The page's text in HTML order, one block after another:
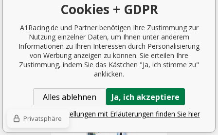
BMW Serie 4 Coupé 2013-...
Scheibenwischer (2 Varianten)
5.94 EUR
2-5 TAGE
Cookies + GDPR
A1Racing.de und Partner benötigen Ihre Zustimmung zur
Nutzung einzelner Daten, um Ihnen unter anderem
Informationen zu Ihren Interessen durch Personalisierung
von Werbung anzeigen zu können. Sie erteilen Ihre
Zustimmung, indem Sie das Kästchen "Ja, ich stimme zu"
anklicken.
Alles ablehnen Ja, ich akzeptiere
Detaillierte Einstellungen mit Erläuterungen finden Sie hier
Privatsphäre